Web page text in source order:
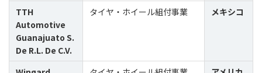
TTH
Automotive
Guanajuato S.
De R.L. De C.V.
タイヤ・ホイール組付事業 メキシコ